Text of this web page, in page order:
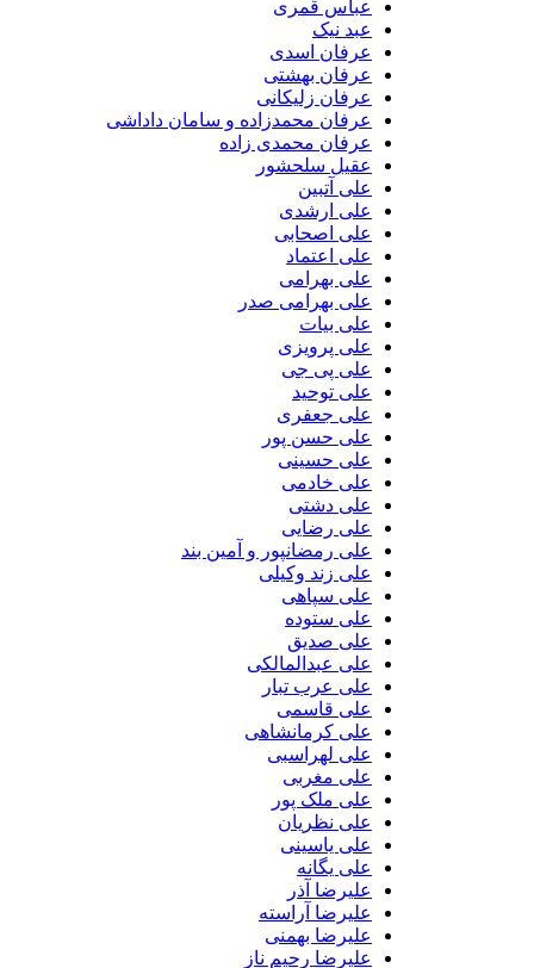
عباس قمری
عبد نیک
عرفان اسدی
عرفان بهشتی
عرفان زلیکانی
عرفان محمدزاده و سامان داداشی
عرفان محمدی زاده
عقیل سلحشور
علی آتبین
علی ارشدی
علی اصحابی
علی اعتماد
علی بهرامی
علی بهرامی صدر
علی بیات
علی پرویزی
علی پی جی
علی توحید
علی جعفری
علی حسن پور
علی حسینی
علی خادمی
علی دشتی
علی رضایی
علی رمضانپور و آمین بند
علی زند وکیلی
علی سپاهی
علی ستوده
علی صدیق
علی عبدالمالکی
علی عرب تبار
علی قاسمی
علی کرمانشاهی
علی لهراسبی
علی مغربی
علی ملک پور
علی نظریان
علی یاسینی
علی یگانه
علیرضا آذر
علیرضا آراسته
علیرضا بهمنی
علیرضا رحیم ناز